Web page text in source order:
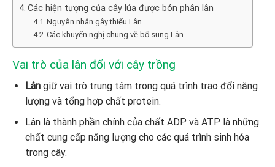
Các hiện tượng của cây lúa được bón phân lân
Nguyên nhân gây thiếu Lân
Các khuyến nghị chung về bổ sung Lân
Vai trò của lân đối với cây trồng
Lângiữ vai trò trung tâm trong quá trình trao đổi năng
lượng và tổng hợp chất protein.
Lân là thành phần chính của chất ADP và ATP là những
chất cung cấp năng lượng cho các quá trình sinh hóa
trong cây.